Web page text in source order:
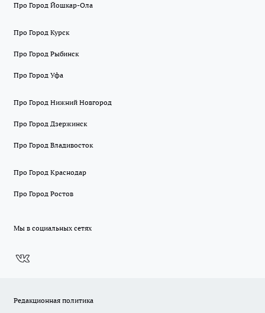
Про Город Йошкар-Ола
Про Город Курск
Про Город Рыбинск
Про Город Уфа
Про Город Нижний Новгород
Про Город Дзержинск
Про Город Владивосток
Про Город Краснодар
Про Город Ростов
Мы в социальных сетях
Редакционная политика